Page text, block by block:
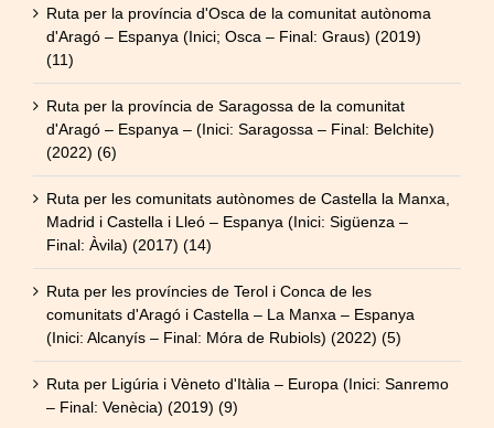
Ruta per la província d'Osca de la comunitat autònoma
d'Aragó – Espanya (Inici; Osca – Final: Graus) (2019)
(11)
Ruta per la província de Saragossa de la comunitat
d'Aragó – Espanya – (Inici: Saragossa – Final: Belchite)
(2022) (6)
Ruta per les comunitats autònomes de Castella la Manxa,
Madrid i Castella i Lleó – Espanya (Inici: Sigüenza –
Final: Àvila) (2017) (14)
Ruta per les províncies de Terol i Conca de les
comunitats d'Aragó i Castella – La Manxa – Espanya
(Inici: Alcanyís – Final: Móra de Rubiols) (2022) (5)
Ruta per Ligúria i Vèneto d'Itàlia – Europa (Inici: Sanremo
– Final: Venècia) (2019) (9)